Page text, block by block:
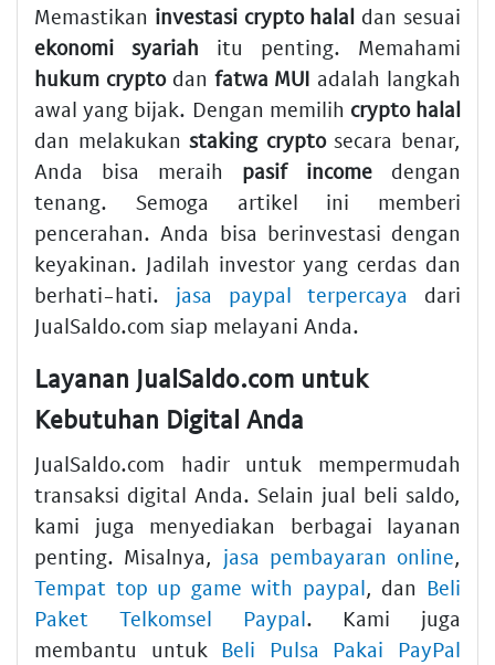
Memastikan investasi crypto halal dan sesuai
ekonomi syariah itu penting. Memahami
hukum cryptodan fatwa MUI adalah langkah
awal yang bijak. Dengan memilih crypto halal
dan melakukanstaking cryptosecara benar,
Anda bisa meraih pasif income dengan
tenang. Semoga artikel ini memberi
pencerahan. Anda bisa berinvestasi dengan
keyakinan. Jadilah investor yang cerdas dan
berhati-hati. jasa paypal terpercaya dari
JualSaldo.com siap melayani Anda.
Layanan JualSaldo.com untuk
Kebutuhan Digital Anda
JualSaldo.com hadir untuk mempermudah
transaksi digital Anda. Selain jual beli saldo,
kami juga menyediakan berbagai layanan
penting. Misalnya, jasa pembayaran online,
Tempat top up game with paypal, dan Beli
Paket Telkomsel Paypal. Kami juga
membantu untuk Beli Pulsa Pakai PayPal